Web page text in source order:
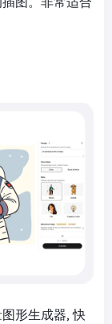
形生成器, 快